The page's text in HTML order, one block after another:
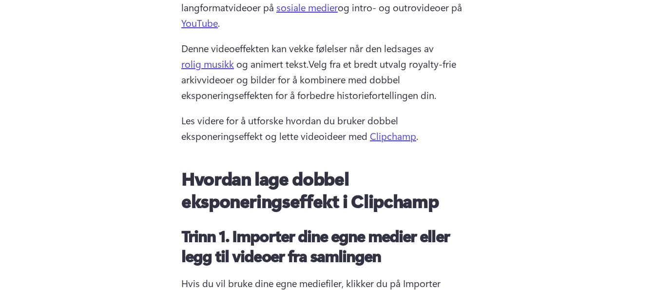
langformatvideoer på sosiale medierog intro- og outrovideoer på
YouTube.
Denne videoeffekten kan vekke følelser når den ledsages av
rolig musikk og animert tekst.Velg fra et bredt utvalg royalty-frie
arkivvideoer og bilder for å kombinere med dobbel
eksponeringseffekten for å forbedre historiefortellingen din.
Les videre for å utforske hvordan du bruker dobbel
eksponeringseffekt og lette videoideer med Clipchamp.
Hvordan lage dobbel
eksponeringseffekt i Clipchamp
Trinn 1.Importer dine egne medier eller
legg til videoer fra samlingen
Hvis du vil bruke dine egne mediefiler, klikker du på Importer